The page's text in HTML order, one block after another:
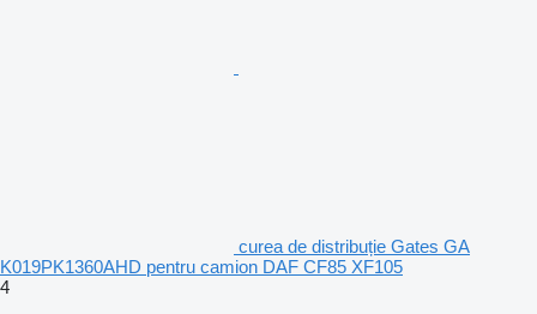
curea de distribuție Gates GA
K019PK1360AHD pentru camion DAF CF85 XF105
4